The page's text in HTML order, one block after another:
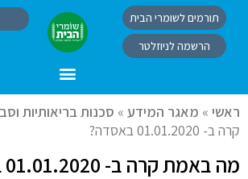
תורמים לשומרי הבית
הרשמה לניוזלטר
ראשי » מאגר המידע » סכנות בריאותיות
קרה ב- 01.01.2020 באסדה?
מה באמת קרה ב- 01.01.2020 באסדה?